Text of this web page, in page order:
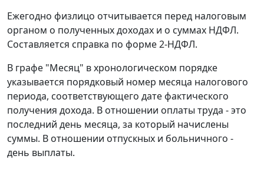
Ежегодно физлицо отчитывается перед налоговым
органом о полученных доходах и о суммах НДФЛ.
Составляется справка по форме 2-НДФЛ.
В графе "Месяц" в хронологическом порядке
указывается порядковый номер месяца налогового
периода, соответствующего дате фактического
получения дохода. В отношении оплаты труда - это
последний день месяца, за который начислены
суммы. В отношении отпускных и больничного -
день выплаты.